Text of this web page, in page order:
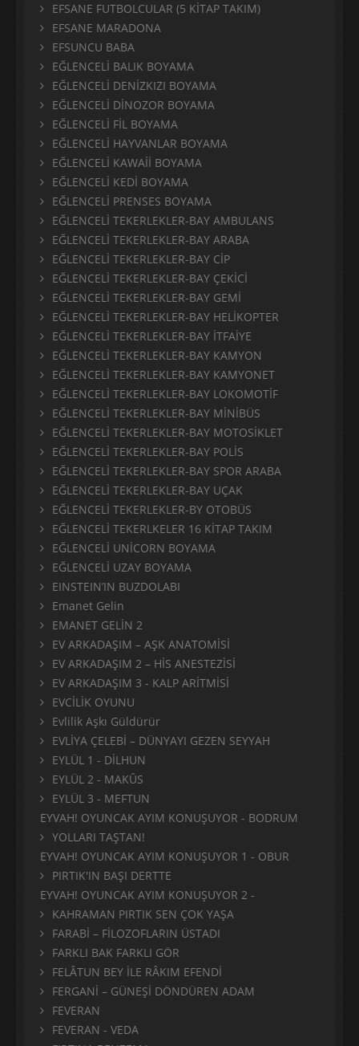
EFSANE FUTBOLCULAR (5 KİTAP TAKIM)
EFSANE MARADONA
EFSUNCU BABA
EĞLENCELİ BALIK BOYAMA
EĞLENCELİ DENİZKIZI BOYAMA
EĞLENCELİ DİNOZOR BOYAMA
EĞLENCELİ FİL BOYAMA
EĞLENCELİ HAYVANLAR BOYAMA
EĞLENCELİ KAWAİİ BOYAMA
EĞLENCELİ KEDİ BOYAMA
EĞLENCELİ PRENSES BOYAMA
EĞLENCELİ TEKERLEKLER-BAY AMBULANS
EĞLENCELİ TEKERLEKLER-BAY ARABA
EĞLENCELİ TEKERLEKLER-BAY CİP
EĞLENCELİ TEKERLEKLER-BAY ÇEKİCİ
EĞLENCELİ TEKERLEKLER-BAY GEMİ
EĞLENCELİ TEKERLEKLER-BAY HELİKOPTER
EĞLENCELİ TEKERLEKLER-BAY İTFAİYE
EĞLENCELİ TEKERLEKLER-BAY KAMYON
EĞLENCELİ TEKERLEKLER-BAY KAMYONET
EĞLENCELİ TEKERLEKLER-BAY LOKOMOTİF
EĞLENCELİ TEKERLEKLER-BAY MİNİBÜS
EĞLENCELİ TEKERLEKLER-BAY MOTOSİKLET
EĞLENCELİ TEKERLEKLER-BAY POLİS
EĞLENCELİ TEKERLEKLER-BAY SPOR ARABA
EĞLENCELİ TEKERLEKLER-BAY UÇAK
EĞLENCELİ TEKERLEKLER-BY OTOBÜS
EĞLENCELİ TEKERLKELER 16 KİTAP TAKIM
EĞLENCELİ UNİCORN BOYAMA
EĞLENCELİ UZAY BOYAMA
EINSTEIN’IN BUZDOLABI
Emanet Gelin
EMANET GELİN 2
EV ARKADAŞIM – AŞK ANATOMİSİ
EV ARKADAŞIM 2 – HİS ANESTEZİSİ
EV ARKADAŞIM 3 - KALP ARİTMİSİ
EVCİLİK OYUNU
Evlilik Aşkı Güldürür
EVLİYA ÇELEBİ – DÜNYAYI GEZEN SEYYAH
EYLÜL 1 - DİLHUN
EYLÜL 2 - MAKÛS
EYLÜL 3 - MEFTUN
EYVAH! OYUNCAK AYIM KONUŞUYOR - BODRUM
YOLLARI TAŞTAN!
EYVAH! OYUNCAK AYIM KONUŞUYOR 1 - OBUR
PIRTIK'IN BAŞI DERTTE
EYVAH! OYUNCAK AYIM KONUŞUYOR 2 -
KAHRAMAN PIRTIK SEN ÇOK YAŞA
FARABİ – FİLOZOFLARIN ÜSTADI
FARKLI BAK FARKLI GÖR
FELÂTUN BEY İLE RÂKIM EFENDİ
FERGANİ – GÜNEŞİ DÖNDÜREN ADAM
FEVERAN
FEVERAN - VEDA